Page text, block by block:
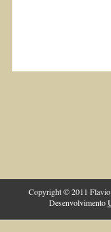
Copyright © 2011 Flavio
Desenvolvimento